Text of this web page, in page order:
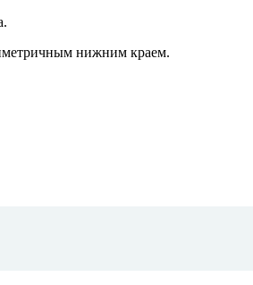
нижним краем.